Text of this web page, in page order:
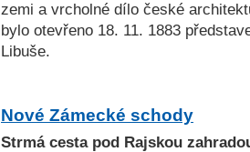
zemi a vrcholné dílo české
bylo otevřeno 18. 11. 1883
Libuše.
Nové Zámecké schody
Strmá cesta pod Rajskou